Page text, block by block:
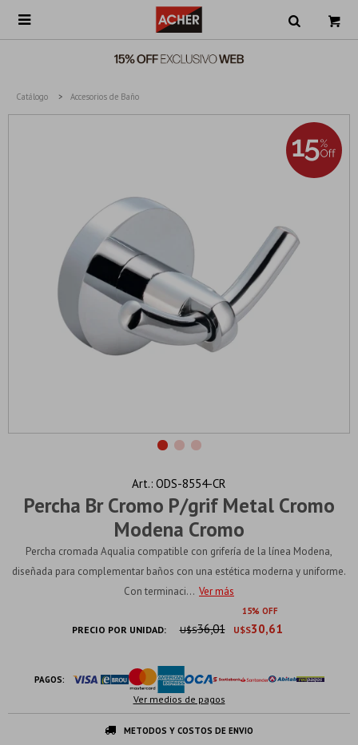

Catálogo Accesorios de Baño
Percha Br Cromo P/grif Metal Cromo
Modena Cromo
ODS-8554-CR
Percha cromada Aqualia compatible con grifería de la línea Modena,
diseñada para complementar baños con una estética moderna y uniforme.
Con terminaci... Ver más
15
PRECIO POR UNIDAD: U$S30,61
U$S36,01
PAGOS:
Ver medios de pagos
METODOS Y COSTOS DE ENVIO